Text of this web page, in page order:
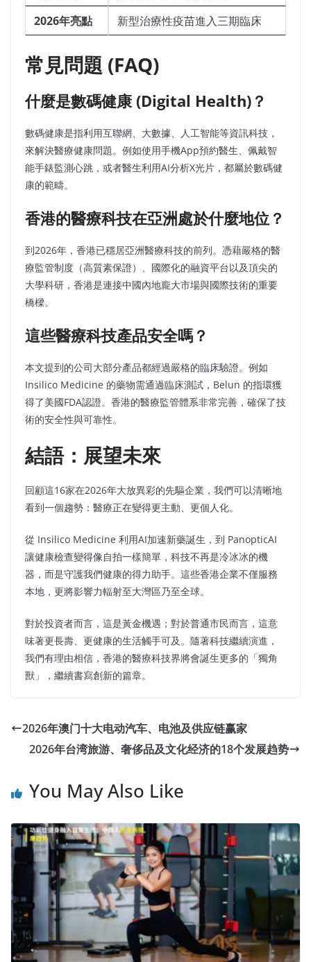
2026年亮點
新型治療性疫苗進入三期臨床
常見問題 (FAQ)
什麼是數碼健康 (Digital Health)？
數碼健康是指利用互聯網、大數據、人工智能等資訊科技，
來解決醫療健康問題。例如使用手機App預約醫生、佩戴智
能手錶監測心跳，或者醫生利用AI分析X光片，都屬於數碼健
康的範疇。
香港的醫療科技在亞洲處於什麼地位？
到2026年，香港已穩居亞洲醫療科技的前列。憑藉嚴格的醫
療監管制度（高質素保證）、國際化的融資平台以及頂尖的
大學科研，香港是連接中國內地龐大市場與國際技術的重要
橋樑。
這些醫療科技產品安全嗎？
本文提到的公司大部分產品都經過嚴格的臨床驗證。例如
Insilico Medicine 的藥物需通過臨床測試，Belun 的指環獲
得了美國FDA認證。香港的醫療監管體系非常完善，確保了技
術的安全性與可靠性。
結語：展望未來
回顧這16家在2026年大放異彩的先驅企業，我們可以清晰地
看到一個趨勢：醫療正在變得更主動、更個人化。
從 Insilico Medicine 利用AI加速新藥誕生，到 PanopticAI
讓健康檢查變得像自拍一樣簡單，科技不再是冷冰冰的機
器，而是守護我們健康的得力助手。這些香港企業不僅服務
本地，更將影響力輻射至大灣區乃至全球。
對於投資者而言，這是黃金機遇；對於普通市民而言，這意
味著更長壽、更健康的生活觸手可及。隨著科技繼續演進，
我們有理由相信，香港的醫療科技界將會誕生更多的「獨角
獸」，繼續書寫創新的篇章。
2026年澳门十大电动汽车、电池及供应链赢家
2026年台湾旅游、奢侈品及文化经济的18个发展趋势
You May Also Like